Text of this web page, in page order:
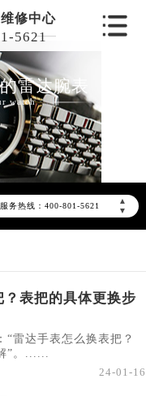
修中心
5621
雷达腕表
watch
▲
▼
化升级公告
务热线：400-801-5621
地址：
北京市朝阳区建国门外大街甲6号华熙国际中心D座11层1102室雷达售后服务中心（需提前预约）
表把的具体更换步
“雷达手表怎么换表把？
”。......
24-01-16